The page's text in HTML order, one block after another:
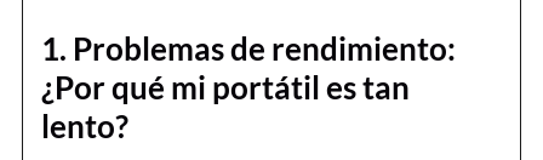
1. Problemas de rendimiento:
¿Por qué mi portátil es tan
lento?